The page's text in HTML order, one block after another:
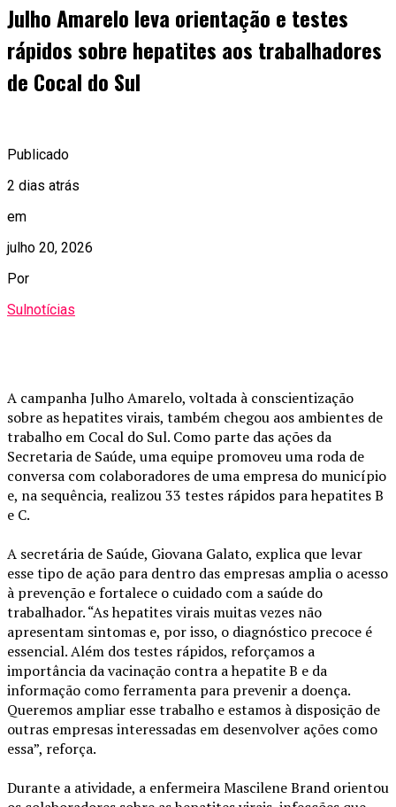
Julho Amarelo leva orientação e testes
rápidos sobre hepatites aos trabalhadores
de Cocal do Sul
Publicado
2 dias atrás
em
julho 20, 2026
Por
Sulnotícias
A campanha Julho Amarelo, voltada à conscientização
sobre as hepatites virais, também chegou aos ambientes de
trabalho em Cocal do Sul. Como parte das ações da
Secretaria de Saúde, uma equipe promoveu uma roda de
conversa com colaboradores de uma empresa do município
e, na sequência, realizou 33 testes rápidos para hepatites B
e C.
A secretária de Saúde, Giovana Galato, explica que levar
esse tipo de ação para dentro das empresas amplia o acesso
à prevenção e fortalece o cuidado com a saúde do
trabalhador. “As hepatites virais muitas vezes não
apresentam sintomas e, por isso, o diagnóstico precoce é
essencial. Além dos testes rápidos, reforçamos a
importância da vacinação contra a hepatite B e da
informação como ferramenta para prevenir a doença.
Queremos ampliar esse trabalho e estamos à disposição de
outras empresas interessadas em desenvolver ações como
essa”, reforça.
Durante a atividade, a enfermeira Mascilene Brand orientou